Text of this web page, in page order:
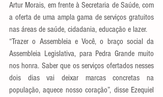
Artur Morais, em frente à Secretaria de Saúde, com
a oferta de uma ampla gama de serviços gratuitos
nas áreas de saúde, cidadania, educação e lazer.
“Trazer o Assembleia e Você, o braço social da
Assembleia Legislativa, para Pedra Grande muito
nos honra. Saber que os serviços ofertados nesses
dois dias vai deixar marcas concretas na
população, aquece nosso coração”, disse Ezequiel